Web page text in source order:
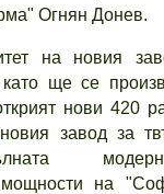
Огнян Донев.
на новия
като ще се
нови 420
завод за
мощности на